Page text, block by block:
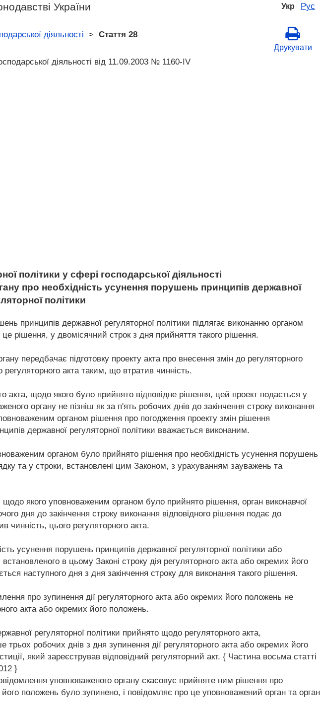
Укр Рус
України
діяльності > Стаття 28
Друкувати
діяльності від 11.09.2003 № 1160-IV
політики у сфері господарської діяльності
про необхідність усунення порушень принципів державної
політики
принципів державної регуляторної політики підлягає виконанню органом
рішення, у двомісячний строк з дня прийняття такого рішення.
передбачає підготовку проекту акта про внесення змін до регуляторного
акта таким, що втратив чинність.
акта, щодо якого було прийнято відповідне рішення, цей проект подається у
органу не пізніш як за п'ять робочих днів до закінчення строку виконання
органом рішення про погодження проекту змін рішення
державної регуляторної політики вважається виконаним.
органом було прийнято рішення про необхідність усунення порушень
та у строки, встановлені цим Законом, з урахуванням зауважень та
якого уповноваженим органом було прийнято рішення, орган виконавчої
дня до закінчення строку виконання відповідного рішення подає до
чинність, цього регуляторного акта.
усунення порушень принципів державної регуляторної політики або
в цьому Законі строку дія регуляторного акта або окремих його
наступного дня з дня закінчення строку для виконання такого рішення.
про зупинення дії регуляторного акта або окремих його положень не
акта або окремих його положень.
регуляторної політики прийнято щодо регуляторного акта,
трьох робочих днів з дня зупинення дії регуляторного акта або окремих його
який зареєстрував відповідний регуляторний акт. { Частина восьма статті
}
уповноваженого органу скасовує прийняте ним рішення про
положень було зупинено, і повідомляє про це уповноважений орган та орган